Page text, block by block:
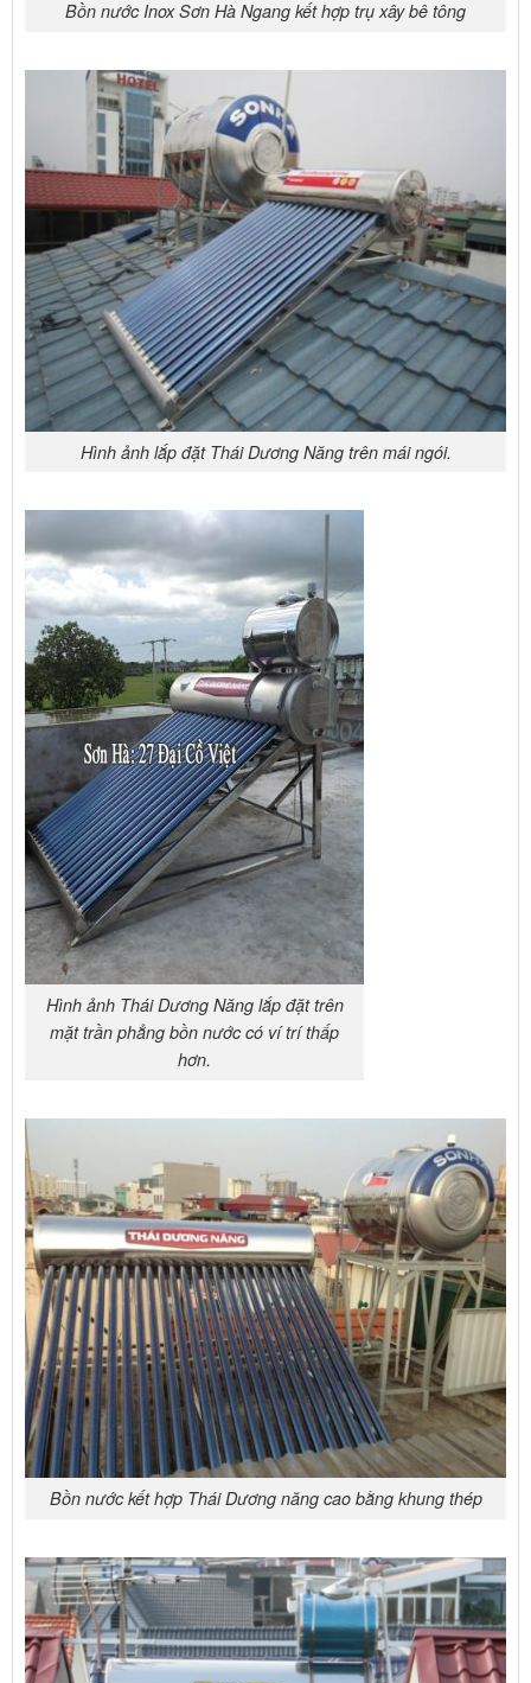
Bồn nước Inox Sơn Hà Ngang kết hợp trụ xây bê tông
Hình ảnh lắp đặt Thái Dương Năng trên mái ngói.
Hình ảnh Thái Dương Năng lắp đặt trên
mặt trần phẳng bồn nước có ví trí thấp
hơn.
Bồn nước kết hợp Thái Dương năng cao bằng khung thép